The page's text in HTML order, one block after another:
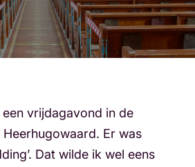
vrijdagavond in de
Er was
Dat wilde ik wel eens